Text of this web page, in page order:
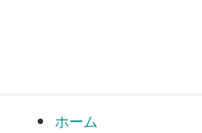
ホーム